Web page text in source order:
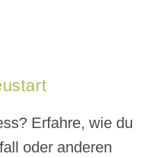
Erfahre, wie du
oder anderen